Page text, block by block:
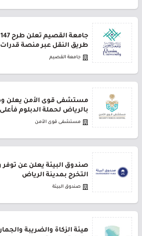
طريق النقل عبر منصة قدرات
جامعة القصيم
مستشفى قوى الأمن يعلن
بالرياض لحملة الدبلوم فأعلى
مستشفى قوى الأمن
صندوق البيئة يعلن عن
التخرج بمدينة الرياض
صندوق البيئة
هيئة الزكاة والضريبة